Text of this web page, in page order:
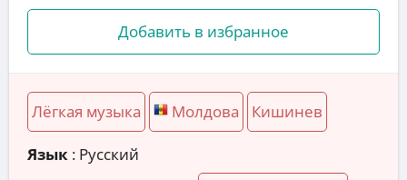
Добавить в избранное
Лёгкая музыка Молдова Кишинев
Язык : Русский